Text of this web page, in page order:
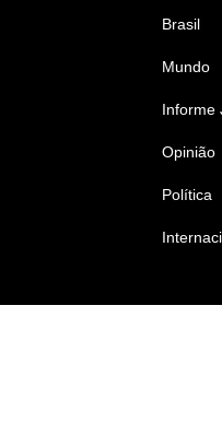
Brasil
Mundo
Informe
Opinião
Política